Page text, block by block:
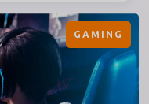
worden. De
wordt
GAMING